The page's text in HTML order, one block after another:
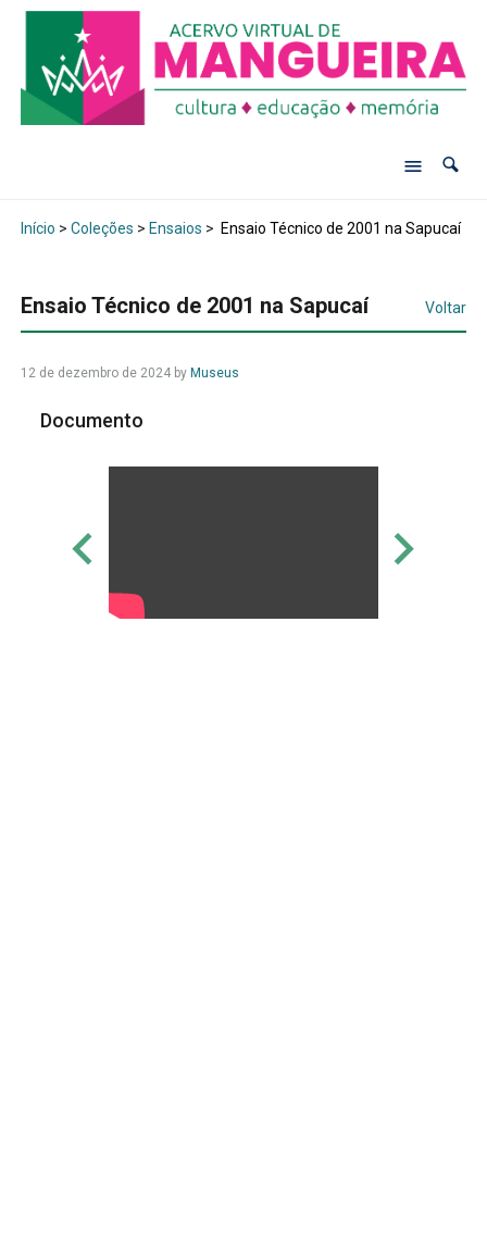
Início > Coleções > Ensaios > Ensaio Técnico de 2001 na Sapucaí
Ensaio Técnico de 2001 na Sapucaí Voltar
12 de dezembro de 2024by Museus
Documento